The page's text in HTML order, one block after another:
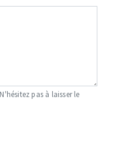
pas à laisser le